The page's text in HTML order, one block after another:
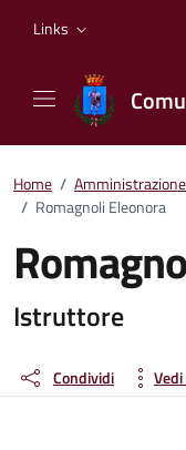
Links
Home / Amministrazione
/ Romagnoli Eleonora
Dettagli
Istruttore
Condividi